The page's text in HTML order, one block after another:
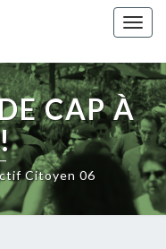
CAP À
Citoyen 06